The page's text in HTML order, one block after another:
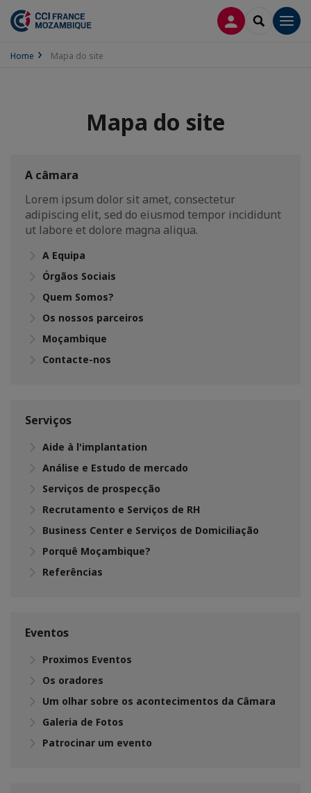
CONEXÃOSEARCH
Home Mapa do site
Mapa do site
A câmara
Lorem ipsum dolor sit amet, consectetur
adipiscing elit, sed do eiusmod tempor incididunt
ut labore et dolore magna aliqua.
A Equipa
Órgãos Sociais
Quem Somos?
Os nossos parceiros
Moçambique
Contacte-nos
Serviços
Aide à l'implantation
Análise e Estudo de mercado
Serviços de prospecção
Recrutamento e Serviços de RH
Business Center e Serviços de Domiciliação
Porquê Moçambique?
Referências
Eventos
Proximos Eventos
Os oradores
Um olhar sobre os acontecimentos da Câmara
Galeria de Fotos
Patrocinar um evento